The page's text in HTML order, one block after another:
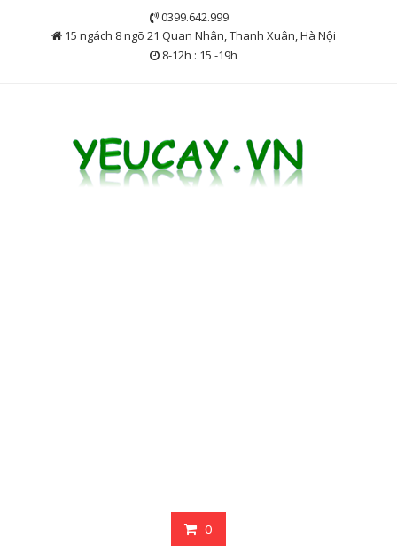
0399.642.999
15 ngách 8 ngõ 21 Quan Nhân, Thanh Xuân, Hà Nội
8-12h : 15 -19h
0